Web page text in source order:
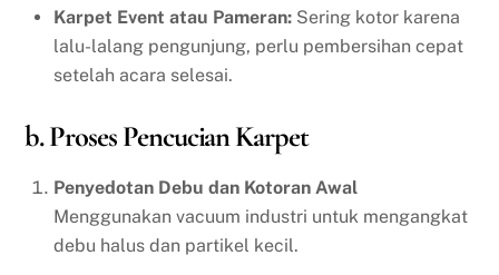
Karpet Event atau Pameran: Sering kotor karena
lalu-lalang pengunjung, perlu pembersihan cepat
setelah acara selesai.
b. Proses Pencucian Karpet
Penyedotan Debu dan Kotoran Awal
Menggunakan vacuum industri untuk mengangkat
debu halus dan partikel kecil.